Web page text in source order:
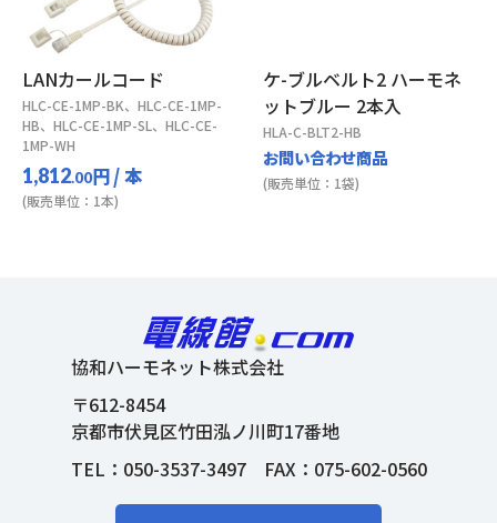
LANカールコード
HLC-CE-1MP-BK、HLC-CE-1MP-
HB、HLC-CE-1MP-SL、HLC-CE-
1MP-WH
1,812.00円/ 本
(販売単位：1本)
ケ-ブルベルト2 ハーモネ
ットブルー 2本入
HLA-C-BLT2-HB
お問い合わせ商品
(販売単位：1袋)
協和ハーモネット株式会社
〒612-8454
京都市伏見区竹田泓ノ川町17番地
TEL： 050-3537-3497FAX：075-602-0560